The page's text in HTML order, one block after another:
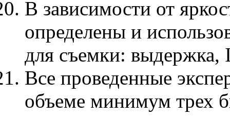
В зависимости от
определены и
для съемки: выдержка,
Все проведенные
объеме минимум трех